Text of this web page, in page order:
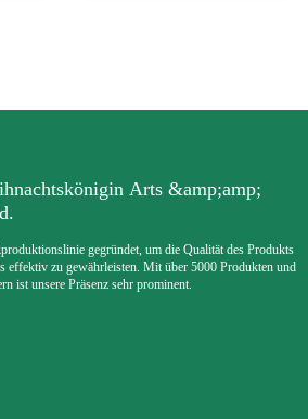
Arts &amp;amp;
gegründet, um die Qualität des Produkts
effektiv zu gewährleisten. Mit über 5000 Produkten und
ist unsere Präsenz sehr prominent.